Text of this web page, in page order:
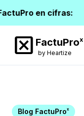
en cifras:
disabled_by_default FactuProx
by Heartize
Blog FactuProx